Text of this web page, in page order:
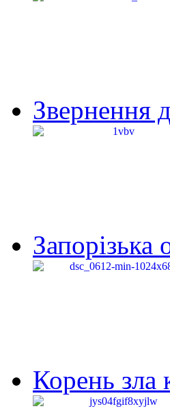
Звернення
Запорізька
Корень зла